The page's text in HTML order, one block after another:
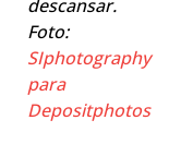
descansar.
Foto:
SIphotography
para
Depositphotos